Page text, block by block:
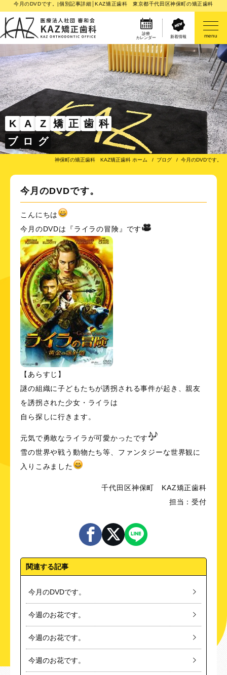
今月のDVDです。|個別記事詳細│KAZ矯正歯科 東京都千代田区神保町の矯正歯科
診療
カレンダー
新着情報 menu
K A Z 矯 正 歯 科
ブ ロ グ
神保町の矯正歯科 KAZ矯正歯科 ホーム ブログ 今月のDVDです。
今月のDVDです。
こんにちは
今月のDVDは『ライラの冒険』です
【あらすじ】
謎の組織に子どもたちが誘拐される事件が起き、親友
を誘拐された少女・ライラは
自ら探しに行きます。
元気で勇敢なライラが可愛かったです
雪の世界や戦う動物たち等、ファンタジーな世界観に
入りこみました
千代田区神保町 KAZ矯正歯科
担当：受付
関連する記事
今月のDVDです。
今週のお花です。
今週のお花です。
今週のお花です。
医院案内
矯正歯科治療のご案内
矯正装置のご紹介
その他